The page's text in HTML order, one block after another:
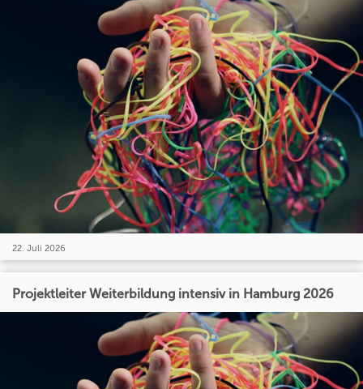
22. Juli 2026
Projektleiter Weiterbildung intensiv in Hamburg 2026